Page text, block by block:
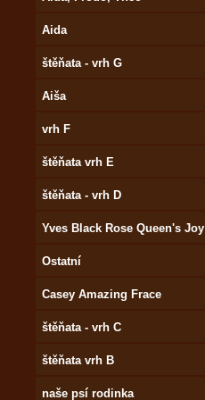
Aida
štěňata - vrh G
Aiša
vrh F
štěňata vrh E
štěňata - vrh D
Yves Black Rose Queen's Joy
Ostatní
Casey Amazing Frace
štěňata - vrh C
štěňata vrh B
naše psí rodinka